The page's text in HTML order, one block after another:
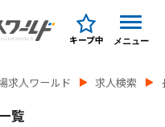
キープ中 メニュー
求人ワールド 求人検索
覧